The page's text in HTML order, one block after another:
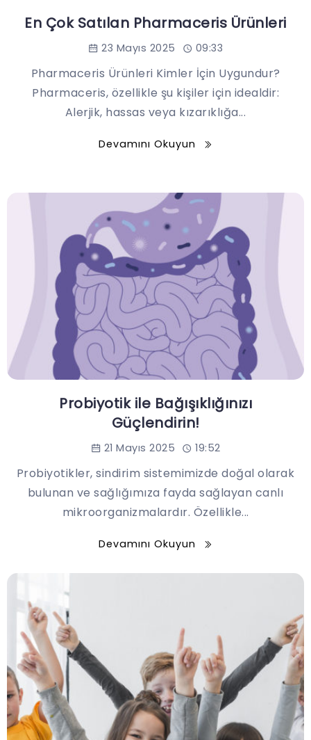
En Çok Satılan Pharmaceris Ürünleri
23 Mayıs 2025 09:33
Pharmaceris Ürünleri Kimler İçin Uygundur?
Pharmaceris, özellikle şu kişiler için idealdir:
Alerjik, hassas veya kızarıklığa...
Devamını Okuyun
Probiyotik ile Bağışıklığınızı
Güçlendirin!
21 Mayıs 2025 19:52
Probiyotikler, sindirim sistemimizde doğal olarak
bulunan ve sağlığımıza fayda sağlayan canlı
mikroorganizmalardır. Özellikle...
Devamını Okuyun